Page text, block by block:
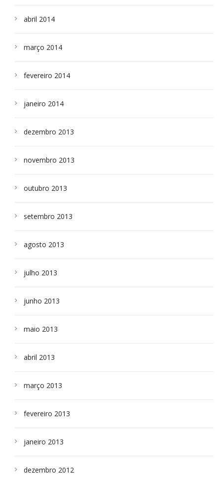
abril 2014
março 2014
fevereiro 2014
janeiro 2014
dezembro 2013
novembro 2013
outubro 2013
setembro 2013
agosto 2013
julho 2013
junho 2013
maio 2013
abril 2013
março 2013
fevereiro 2013
janeiro 2013
dezembro 2012